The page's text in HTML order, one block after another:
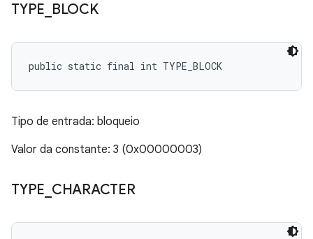
TYPE BLOCK
public static final int TYPE_BLOCK
Tipo de entrada: bloqueio
Valor da constante: 3 (0x00000003)
TYPE CHARACTER